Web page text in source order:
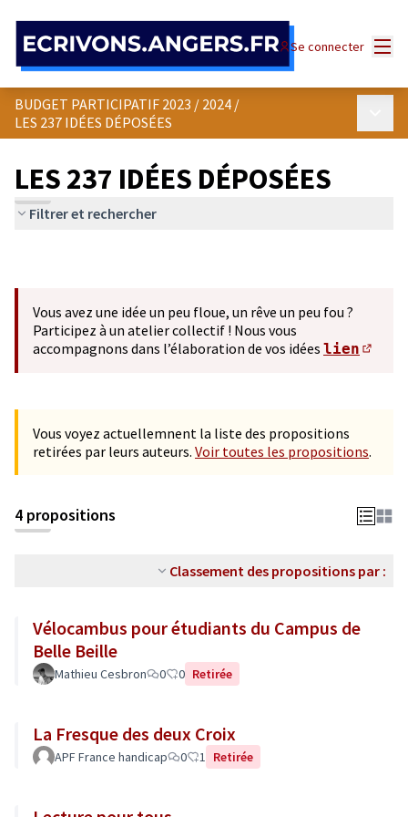
Se connecter
BUDGET PARTICIPATIF 2023 / 2024 /
LES 237 IDÉES DÉPOSÉES
LES 237 IDÉES DÉPOSÉES
Filtrer et rechercher
Vous avez une idée un peu floue, un rêve un peu fou ?
Participez à un atelier collectif ! Nous vous
accompagnons dans l’élaboration de vos idées lien
Vous voyez actuellemnent la liste des propositions
retirées par leurs auteurs. Voir toutes les propositions.
4 propositions
Classement des propositions par :
Vélocambus pour étudiants du Campus de
Belle Beille
Mathieu Cesbron 0 0 Retirée
La Fresque des deux Croix
APF France handicap 0 1 Retirée